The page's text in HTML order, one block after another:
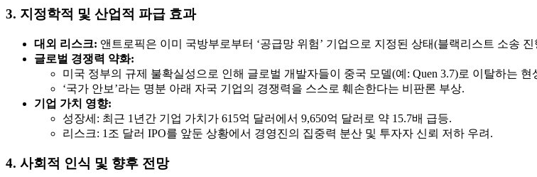
3. 지정학적 및 산업적 파급 효과
대외 리스크: 앤트로픽은 이미 국방부로부터 ‘공급망 위험’ 기업으로 지정된 상태(블랙리스트 소송
글로벌 경쟁력 약화:
미국 정부의 규제 불확실성으로 인해 글로벌 개발자들이 중국 모델(예: Quen 3.7)로 이탈하는 현
‘국가 안보’라는 명분 아래 자국 기업의 경쟁력을 스스로 훼손한다는 비판론 부상.
기업 가치 영향:
성장세: 최근 1년간 기업 가치가 615억 달러에서 9,650억 달러로 약 15.7배 급등.
리스크: 1조 달러 IPO를 앞둔 상황에서 경영진의 집중력 분산 및 투자자 신뢰 저하 우려.
4. 사회적 인식 및 향후 전망